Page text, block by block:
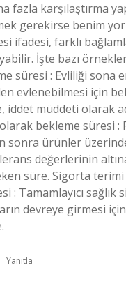
fazla karşılaştırma
gerekirse benim
ifadesi, farklı
İşte bazı
süresi : Evliliği sona
evlenebilmesi için
iddet müddeti olarak
bekleme süresi :
sonra ürünler
değerlerinin
süre. Sigorta
: Tamamlayıcı sağlık
devreye girmesi
Yanıtla